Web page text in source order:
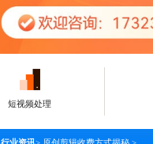
短视频处理